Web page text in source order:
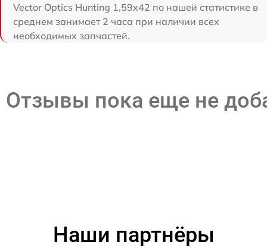
Vector Optics Hunting 1,59x42 по нашей статистике в
среднем занимает 2 часа при наличии всех
необходимых запчастей.
Отзывы пока еще не
Наши партнёры